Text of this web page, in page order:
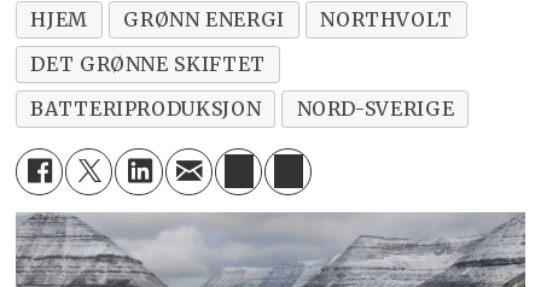
HJEM GRØNN ENERGI
NORTHVOLT
DET GRØNNE SKIFTET
BATTERIPRODUKSJON
NORD-SVERIGE